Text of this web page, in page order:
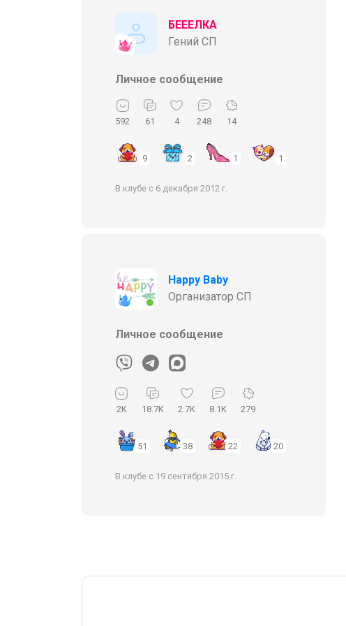
БЕЕЕЛКА
Гений СП
Личное сообщение
592 61 4 248 14
9 2 1 1
В клубе с 6 декабря 2012 г.
Happy Baby
Организатор СП
Личное сообщение
2K 18.7K 2.7K 8.1K 279
51 38 22 20
В клубе с 19 сентября 2015 г.